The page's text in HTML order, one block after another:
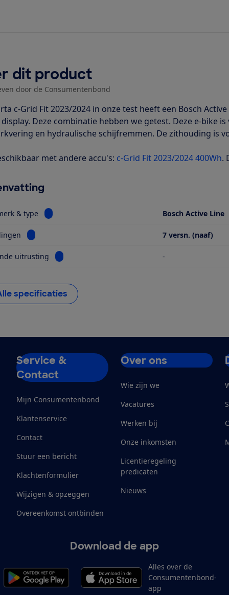
dit product
door de Consumentenbond
c-Grid Fit 2023/2024 in onze test heeft een Bosch
Deze combinatie hebben we getest. Deze e-bike
en hydraulische schijfremmen. De zithouding is
met andere accu's: c-Grid Fit 2023/2024 400Wh.
& type Bekijk informatie voor Motor, merk & typeBosch Active Line
Bekijk informatie voor Versnellingen 7 versn. (naaf)
uitrusting Bekijk informatie voor Opvallende uitrusting
-
specificaties
Service &
Contact
Mijn Consumentenbond
Klantenservice
Contact
Stuur een bericht
Klachtenformulier
Wijzigen & opzeggen
Overeenkomst ontbinden
Over ons
Wie zijn we
Vacatures
Werken bij
Onze inkomsten
Licentieregeling
predicaten
Nieuws
Download de app
Alles over de
Consumentenbond-
app